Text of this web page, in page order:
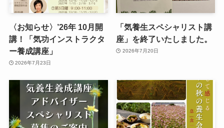
〈お知らせ〉’26年 10月開
講！「気功インストラクタ
ー養成講座」
2026年7月23日
「気養生スペシャリスト講
座」を終了いたしました。
2026年7月20日